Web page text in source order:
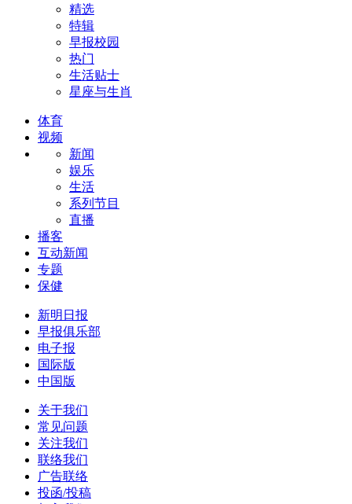
精选
特辑
早报校园
热门
生活贴士
星座与生肖
体育
视频
新闻
娱乐
生活
系列节目
直播
播客
互动新闻
专题
保健
新明日报
早报俱乐部
电子报
国际版
中国版
关于我们
常见问题
关注我们
联络我们
广告联络
投函/投稿